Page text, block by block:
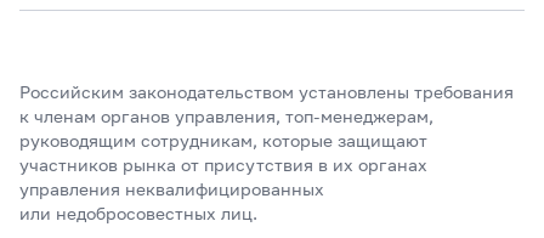
Российским законодательством установлены требования
к членам органов управления, топ-менеджерам,
руководящим сотрудникам, которые защищают
участников рынка от присутствия в их органах
управления неквалифицированных
или недобросовестных лиц.